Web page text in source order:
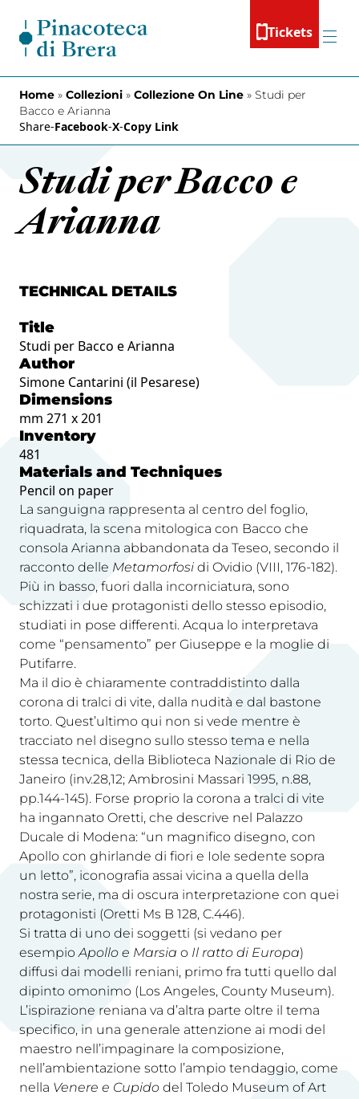
Tickets
Menu
Home » Collezioni » Collezione On Line » Studi per
Bacco e Arianna
Share-Facebook-X-Copy Link
Studi per Bacco e
Arianna
TECHNICAL DETAILS
Title
Studi per Bacco e Arianna
Author
Simone Cantarini (il Pesarese)
Dimensions
mm 271 x 201
Inventory
481
Materials and Techniques
Pencil on paper
La sanguigna rappresenta al centro del foglio,
riquadrata, la scena mitologica con Bacco che
consola Arianna abbandonata da Teseo, secondo il
racconto delle Metamorfosi di Ovidio (VIII, 176-182).
Più in basso, fuori dalla incorniciatura, sono
schizzati i due protagonisti dello stesso episodio,
studiati in pose differenti. Acqua lo interpretava
come “pensamento” per Giuseppe e la moglie di
Putifarre.
Ma il dio è chiaramente contraddistinto dalla
corona di tralci di vite, dalla nudità e dal bastone
torto. Quest’ultimo qui non si vede mentre è
tracciato nel disegno sullo stesso tema e nella
stessa tecnica, della Biblioteca Nazionale di Rio de
Janeiro (inv.28,12; Ambrosini Massari 1995, n.88,
pp.144-145). Forse proprio la corona a tralci di vite
ha ingannato Oretti, che descrive nel Palazzo
Ducale di Modena: “un magnifico disegno, con
Apollo con ghirlande di fiori e Iole sedente sopra
un letto”, iconografia assai vicina a quella della
nostra serie, ma di oscura interpretazione con quei
protagonisti (Oretti Ms B 128, C.446).
Si tratta di uno dei soggetti (si vedano per
esempioApollo e Marsia o Il ratto di Europa)
diffusi dai modelli reniani, primo fra tutti quello dal
dipinto omonimo (Los Angeles, County Museum).
L’ispirazione reniana va d’altra parte oltre il tema
specifico, in una generale attenzione ai modi del
maestro nell’impaginare la composizione,
nell’ambientazione sotto l’ampio tendaggio, come
nella Venere e Cupido del Toledo Museum of Art